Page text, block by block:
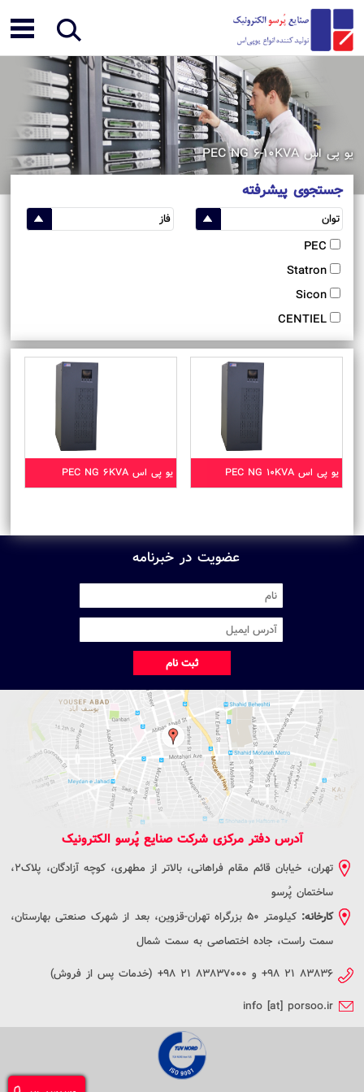
یو پی اس PEC NG 6-10KVA
جستجوی پیشرفته
PEC
Statron
Sicon
CENTIEL
یو پی اس PEC NG 10KVA یو پی اس PEC NG 6KVA
عضویت در خبرنامه
ثبت نام
آدرس دفتر مرکزی شرکت صنایع پُرسو الکترونیک
تهران، خیابان قائم مقام فراهانی، بالاتر از مطهری، کوچه آزادگان، پلاک2،
ساختمان پُرسو
کارخانه:
کیلومتر 50 بزرگراه تهران-قزوین، بعد از شهرک صنعتی بهارستان،
سمت راست، جاده اختصاصی به سمت شمال
+۹۸ ۲۱ ۸۳۸۳۶ و +۹۸ ۲۱ ۸۳۸۳۷۰۰۰ (خدمات پس از فروش)
info [at] porsoo.ir